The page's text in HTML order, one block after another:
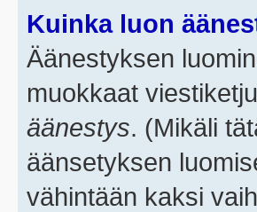
Kuinka luon
Äänestyksen
muokkaat
äänestys. (Mikäli
äänsetyksen
vähintään kaksi